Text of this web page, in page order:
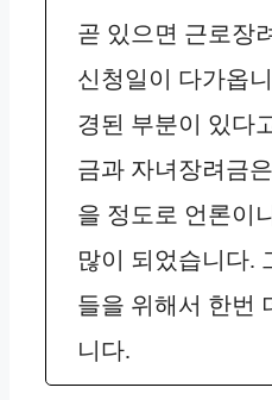
곧 있으면 근로장
신청일이 다가옵
경된 부분이 있다
금과 자녀장려금
을 정도로 언론이
많이 되었습니다.
들을 위해서 한번
니다.